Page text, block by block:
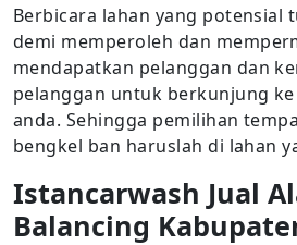
Berbicara lahan yang potensial
demi memperoleh dan
mendapatkan pelanggan dan
pelanggan untuk berkunjung
anda. Sehingga pemilihan
bengkel ban haruslah di lahan
Istancarwash Jual
Balancing